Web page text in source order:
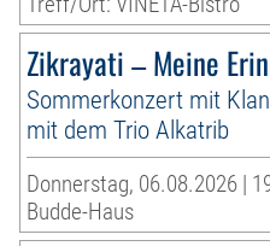
Zikrayati – Meine
Sommerkonzert mit
mit dem Trio Alkatrib
Donnerstag, 06.08.2026 |
Budde-Haus